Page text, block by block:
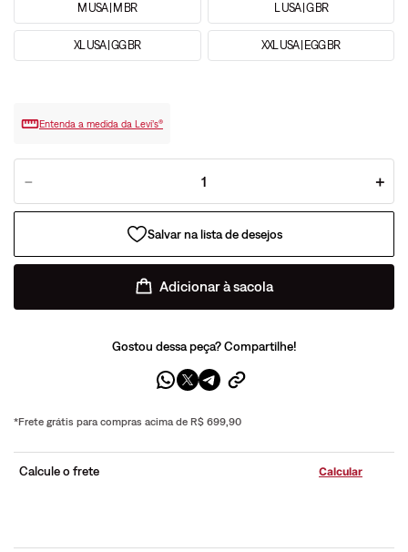
M USA | M BR L USA | G BR
XL USA | GG BR XXL USA | EGG BR
Entenda a medida da Levi’s®
＋
－
Adicionar à sacola
Gostou dessa peça? Compartilhe!
*Frete grátis para compras acima de R$ 699,90
Calcule o frete